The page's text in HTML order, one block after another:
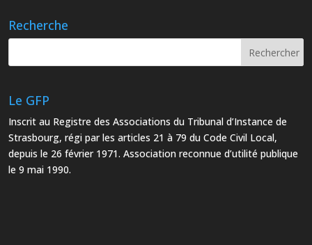
Recherche
Le GFP
Inscrit au Registre des Associations du Tribunal d’Instance de
Strasbourg, régi par les articles 21 à 79 du Code Civil Local,
depuis le 26 février 1971. Association reconnue d’utilité publique
le 9 mai 1990.